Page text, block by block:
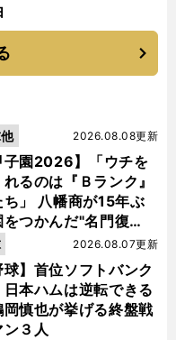
子園2026】「ウチを
るのは『Ｂランク』
」 八幡商が15年ぶ
をつかんだ"名門復
裏
2026.08.08更新
球】首位ソフトバンク
日本ハムは逆転できる
慎也が挙げる終盤戦
３人
2026.08.07更新